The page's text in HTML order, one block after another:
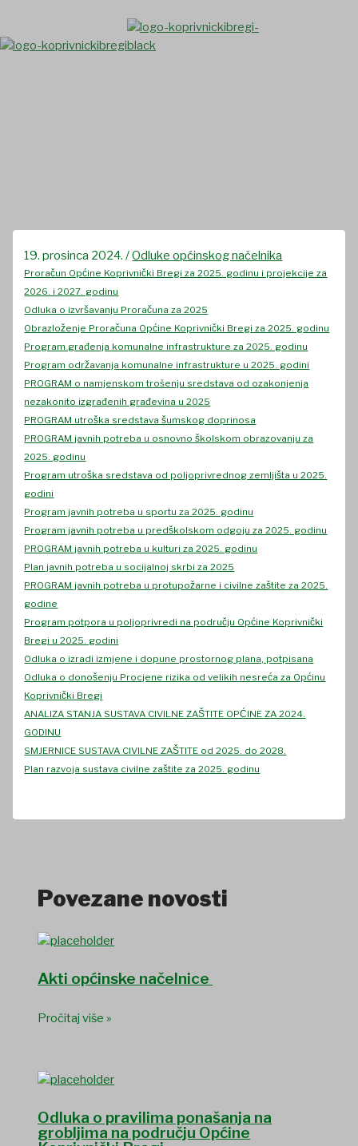
content
19. prosinca 2024./Odluke općinskog načelnika
Proračun Općine Koprivnički Bregi za 2025. godinu i projekcije za
2026. i 2027. godinu
Odluka o izvršavanju Proračuna za 2025
Obrazloženje Proračuna Općine Koprivnički Bregi za 2025. godinu
Program građenja komunalne infrastrukture za 2025. godinu
Program održavanja komunalne infrastrukture u 2025. godini
PROGRAM o namjenskom trošenju sredstava od ozakonjenja
nezakonito izgrađenih građevina u 2025
PROGRAM utroška sredstava šumskog doprinosa
PROGRAM javnih potreba u osnovno školskom obrazovanju za
2025. godinu
Program utroška sredstava od poljoprivrednog zemljišta u 2025.
godini
Program javnih potreba u sportu za 2025. godinu
Program javnih potreba u predškolskom odgoju za 2025. godinu
PROGRAM javnih potreba u kulturi za 2025. godinu
Plan javnih potreba u socijalnoj skrbi za 2025
PROGRAM javnih potreba u protupožarne i civilne zaštite za 2025.
godine
Program potpora u poljoprivredi na području Općine Koprivnički
Bregi u 2025. godini
Odluka o izradi izmjene i dopune prostornog plana, potpisana
Odluka o donošenju Procjene rizika od velikih nesreća za Općinu
Koprivnički Bregi
ANALIZA STANJA SUSTAVA CIVILNE ZAŠTITE OPĆINE ZA 2024.
GODINU
SMJERNICE SUSTAVA CIVILNE ZAŠTITE od 2025. do 2028.
Plan razvoja sustava civilne zaštite za 2025. godinu
Povezane novosti
Akti općinske načelnice
Pročitaj više »
Odluka o pravilima ponašanja na
grobljima na području Općine